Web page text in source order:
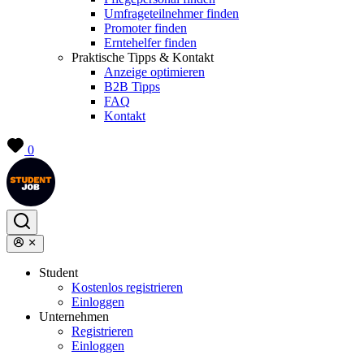
Umfrageteilnehmer finden
Promoter finden
Erntehelfer finden
Praktische Tipps & Kontakt
Anzeige optimieren
B2B Tipps
FAQ
Kontakt
0
Student
Kostenlos registrieren
Einloggen
Unternehmen
Registrieren
Einloggen